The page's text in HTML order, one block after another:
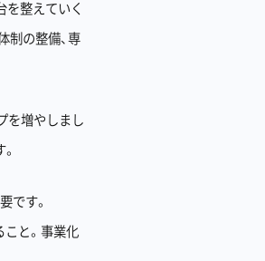
を整えていく
制の整備、専
を増やしまし
です。
こと。事業化